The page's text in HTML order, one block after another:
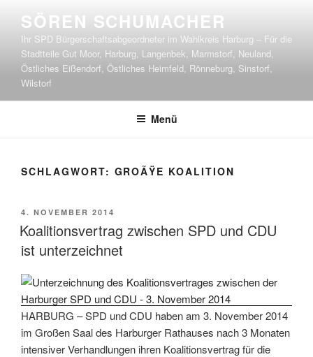
Inhalt
springen
SÖREN SCHUMACHER
Ihr SPD Bürgerschaftsabgeordneter im Wahlkreis Harburg – Für die
Stadtteile Gut Moor, Harburg, Langenbek, Marmstorf, Neuland,
Östliches Eißendorf, Östliches Heimfeld, Rönneburg, Sinstorf,
Wilstorf
Menü
SCHLAGWORT: GROÃŸE KOALITION
VERÖFFENTLICHT
AM
4. NOVEMBER 2014
Koalitionsvertrag zwischen SPD und CDU
ist unterzeichnet
HARBURG – SPD und CDU haben am 3. November 2014
im Großen Saal des Harburger Rathauses nach 3 Monaten
intensiver Verhandlungen ihren Koalitionsvertrag für die